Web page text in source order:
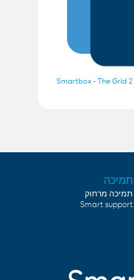
תמיכה
תמיכה מרחוק
Smart support